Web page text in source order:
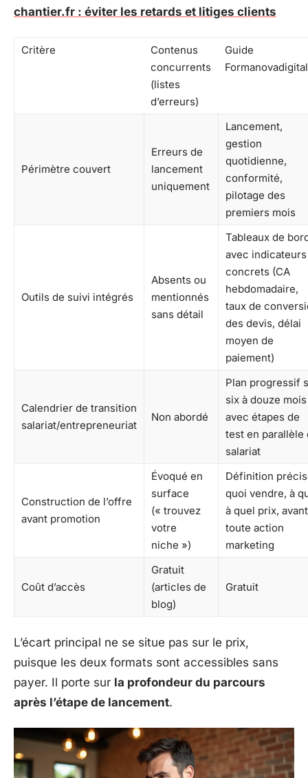
chantier.fr : éviter les retards et litiges clients
Critère
Contenus
concurrents
(listes
d’erreurs)
Guide
Périmètre couvert
Erreurs de
lancement
uniquement
Lancement,
gestion
quotidienne,
conformité,
pilotage des
premiers mois
Outils de suivi intégrés
Absents ou
mentionnés
sans détail
Tableaux de
avec indicateurs
concrets (CA
hebdomadaire,
taux de
des devis, délai
moyen de
paiement)
Calendrier de transition
salariat/entrepreneuriat
Non abordé
Plan progressif
six à douze mois
avec étapes de
test en parallèle
salariat
Construction de l’offre
avant promotion
Évoqué en
surface
(« trouvez
votre
niche »)
Définition
quoi vendre, à
à quel prix, avant
toute action
marketing
Coût d’accès
Gratuit
(articles de
blog)
Gratuit
L’écart principal ne se situe pas sur le prix,
puisque les deux formats sont accessibles sans
payer. Il porte sur la profondeur du parcours
après l’étape de lancement.